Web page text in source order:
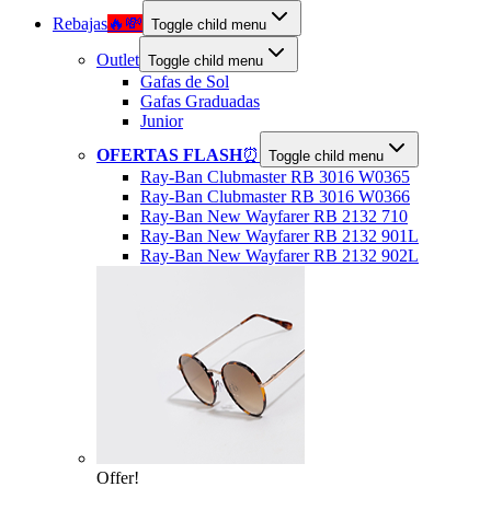
Rebajas🔥💸 Toggle child menu
Outlet Toggle child menu
Gafas de Sol
Gafas Graduadas
Junior
OFERTAS FLASH⏰ Toggle child menu
Ray-Ban Clubmaster RB 3016 W0365
Ray-Ban Clubmaster RB 3016 W0366
Ray-Ban New Wayfarer RB 2132 710
Ray-Ban New Wayfarer RB 2132 901L
Ray-Ban New Wayfarer RB 2132 902L
Offer!